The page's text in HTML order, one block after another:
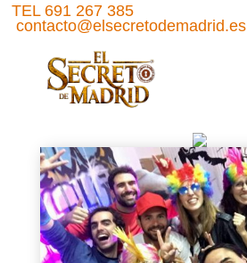
TEL 691 267 385
contacto@elsecretodemadrid.es